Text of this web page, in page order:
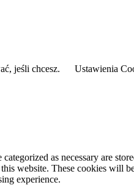
jeśli chcesz.
Ustawienia
as necessary are
website. These cookies will
experience.